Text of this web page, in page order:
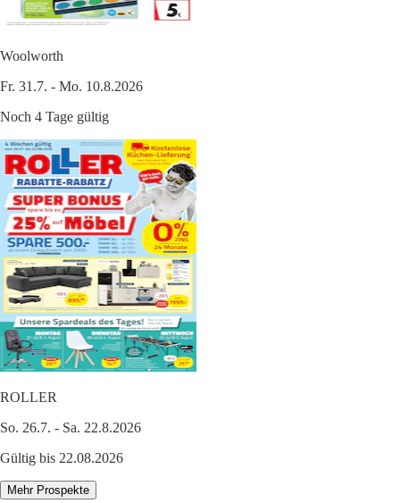
Woolworth
Fr. 31.7. - Mo. 10.8.2026
Noch 4 Tage gültig
ROLLER
So. 26.7. - Sa. 22.8.2026
Gültig bis 22.08.2026
Mehr Prospekte